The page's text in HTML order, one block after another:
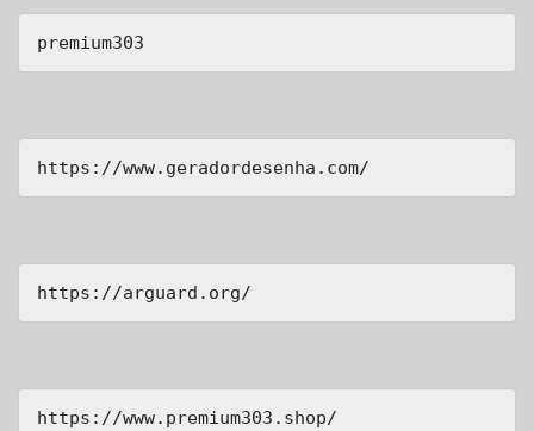
premium303
https://www.geradordesenha.com/
https://arguard.org/
https://www.premium303.shop/